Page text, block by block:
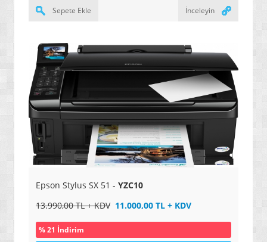
» KAMERALAR / FOTOĞRAF MAKİNELERİ
» UYDU TAKİP CİHAZLARI VE KONTROL SİSTEMLERİ
» UYDU ALICI / AKILLI KUMANDALAR
» OYUN KONSOLLARI / SİSTEMLERİ
Sepete Ekle İnceleyin
Epson Stylus SX 51 - YZC10
13.990,00 TL + KDV 11.000,00 TL + KDV
% 21 İndirim